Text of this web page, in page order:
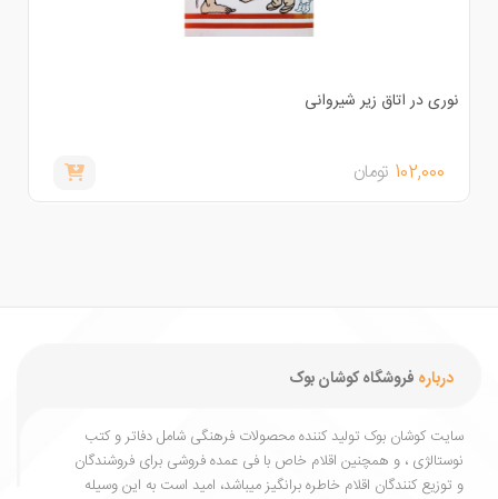
در اتاق زیر شیروانی
102,000تومان
فروشگاه کوشان بوک
کوشان بوک تولید کننده محصولات فرهنگی شامل دفاتر و کتب
، و همچنین اقلام خاص با فی عمده فروشی برای فروشندگان
کنندگان اقلام خاطره برانگیز میباشد، امید است به این وسیله